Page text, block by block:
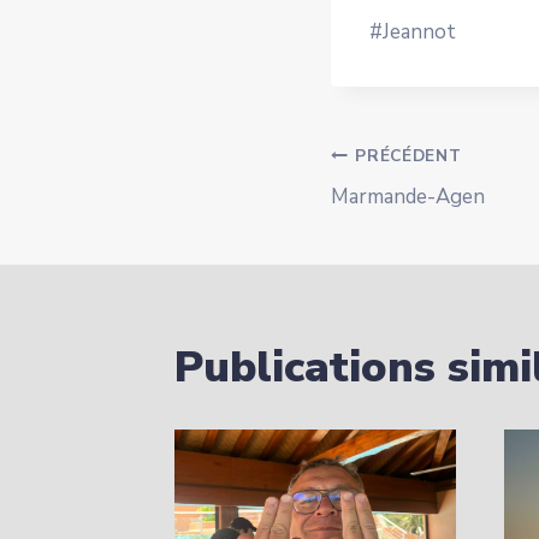
#Jeannot
Navigation
PRÉCÉDENT
Marmande-Agen
Publications